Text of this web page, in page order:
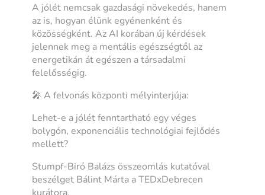
A jólét nemcsak gazdasági növekedés, hanem
az is, hogyan élünk egyénenként és
közösségként. Az AI korában új kérdések
jelennek meg a mentális egészségtől az
energetikán át egészen a társadalmi
felelősségig.
🎤 A felvonás központi mélyinterjúja:
Lehet-e a jólét fenntartható egy véges
bolygón, exponenciális technológiai fejlődés
mellett?
Stumpf-Biró Balázs összeomlás kutatóval
beszélget Bálint Márta a TEDxDebrecen